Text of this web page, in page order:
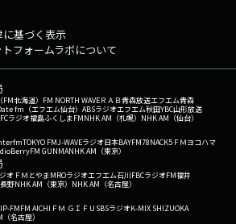
基づく表示
フォームラボについて
北海道） FM NORTH WAVEＲＡＢ青森放送エフエム青森
fm（エフエム仙台） ABSラジオエフエム秋田YBC山形放送
ラジオ福島ふくしまFMNHK AM（札幌） NHK AM（仙台）
TOKYO FMJ-WAVEラジオ日本BAYFM78NACK5 ＦＭヨコハマ
FM GUNMANHK AM（東京）
オ ＦＭとやまMROラジオエフエム石川FBCラジオFM福井
野NHK AM（東京） NHK AM（名古屋）
FMFM AICHI ＦＭ ＧＩＦＵ SBSラジオK-MIX SHIZUOKA
名古屋）